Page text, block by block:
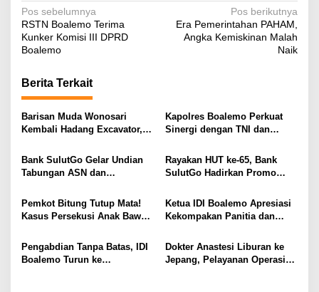
N
a
v
i
g
a
s
i
p
o
s
Pos sebelumnya
RSTN Boalemo Terima
Kunker Komisi III DPRD
Boalemo
Pos berikutnya
Era Pemerintahan PAHAM,
Angka Kemiskinan Malah
Naik
Berita Terkait
Barisan Muda Wonosari
Kembali Hadang Excavator,
Dipulangkan
Kapolres Boalemo Perkuat
Sinergi dengan TNI dan
Silaturahmi
Bank SulutGo Gelar Undian
Tabungan ASN dan
dan 51 Sepeda Motor
Rayakan HUT ke-65, Bank
SulutGo Hadirkan Promo
ASN, PPPK, dan Pensiunan
Pemkot Bitung Tutup Mata!
Kasus Persekusi Anak Bawah
Katung Tanpa Atensi
Ketua IDI Boalemo Apresiasi
Kekompakan Panitia dan
pada HBDI ke-118
Pengabdian Tanpa Batas, IDI
Boalemo Turun ke
Dokter Anastesi Liburan ke
Jepang, Pelayanan Operasi